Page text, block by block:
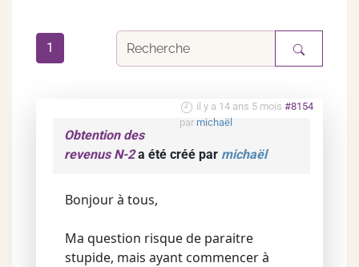
1
il y a 14 ans 5 mois #8154
par michaël
Obtention des
revenus N-2a été créé par michaël
Bonjour à tous,
Ma question risque de paraitre
stupide, mais ayant commencer à